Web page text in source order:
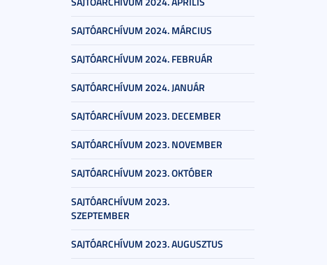
SAJTÓARCHÍVUM 2024. MÁRCIUS
SAJTÓARCHÍVUM 2024. FEBRUÁR
SAJTÓARCHÍVUM 2024. JANUÁR
SAJTÓARCHÍVUM 2023. DECEMBER
SAJTÓARCHÍVUM 2023. NOVEMBER
SAJTÓARCHÍVUM 2023. OKTÓBER
SAJTÓARCHÍVUM 2023.
SZEPTEMBER
SAJTÓARCHÍVUM 2023. AUGUSZTUS